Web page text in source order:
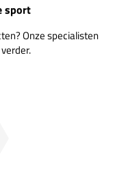
sport
Onze specialisten